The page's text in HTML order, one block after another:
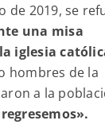
de 2019, se
una misa
iglesia
hombres de la
a la